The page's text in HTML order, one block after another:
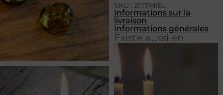
SKU : 217TMIEL
Informations sur la
livraison
Informations générales
Existe aussi en...